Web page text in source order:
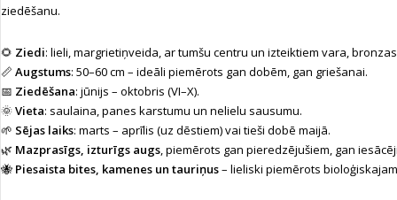
ziedēšanu.
🌻 Ziedi: lieli, margrietiņveida, ar tumšu centru un izteiktiem vara,
📏Augstums: 50–60 cm – ideāli piemērots gan dobēm, gan griešanai.
📅 Ziedēšana: jūnijs – oktobris (VI–X).
🌞Vieta: saulaina, panes karstumu un nelielu sausumu.
🌱 Sējas laiks: marts – aprīlis (uz dēstiem) vai tieši dobē maijā.
🌿 Mazprasīgs, izturīgs augs, piemērots gan pieredzējušiem, gan
🐝 Piesaista bites, kamenes un tauriņus– lieliski piemērots